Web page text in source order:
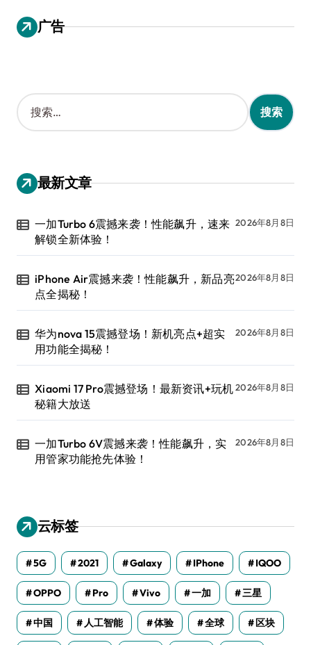
广告
搜
索
：
最新文章
一加Turbo 6震撼来袭！性能飙升，速来
解锁全新体验！
2026年8月8日
iPhone Air震撼来袭！性能飙升，新品亮
点全揭秘！
2026年8月8日
华为nova 15震撼登场！新机亮点+超实
用功能全揭秘！
2026年8月8日
Xiaomi 17 Pro震撼登场！最新资讯+玩机
秘籍大放送
2026年8月8日
一加Turbo 6V震撼来袭！性能飙升，实
用管家功能抢先体验！
2026年8月8日
云标签
5G 2021 Galaxy IPhone IQOO
OPPO Pro Vivo 一加 三星
中国 人工智能 体验 全球 区块